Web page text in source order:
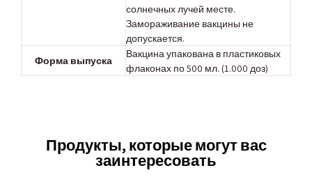
солнечных лучей месте.
Замораживание вакцины не
допускается.
Форма выпуска
Вакцина упакована в пластиковых
флаконах по 500 мл. (1.000 доз)
Продукты, которые могут вас
заинтересовать